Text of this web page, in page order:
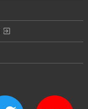
exit_to_app